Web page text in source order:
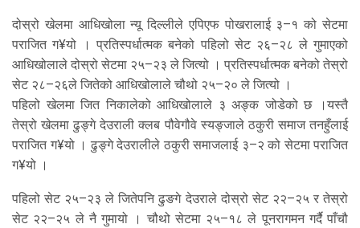
दोस्रो खेलमा आधिखोला न्यू दिल्लीले एपिएफ पोखरालाई ३–१ को सेटमा
पराजित ग¥यो । प्रतिस्पर्धात्मक बनेको पहिलो सेट २६–२८ ले गुमाएको
आधिखोलाले दोस्रो सेटमा २५–२३ ले जित्यो । प्रतिस्पर्धात्मक बनेको तेस्रो
सेट २८–२६ले जितेको आधिखोलाले चौथो २५–२० ले जित्यो ।
पहिलो खेलमा जित निकालेको आधिखोलाले ३ अङ्क जोडेको छ ।यस्तै
तेस्रो खेलमा ढुङ्गे देउराली क्लब पौवेगौवे स्यङ्जाले ठकुरी समाज तनहुँलाई
पराजित ग¥यो । ढुङ्गे देउरालीले ठकुरी समाजलाई ३–२ को सेटमा पराजित
ग¥यो ।
पहिलो सेट २५–२३ ले जितेपनि ढुङगे देउराले दोस्रो सेट २२–२५ र तेस्रो
सेट २२–२५ ले नै गुमायो । चौथो सेटमा २५–१८ ले पूनरागमन गर्दै पाँचौ